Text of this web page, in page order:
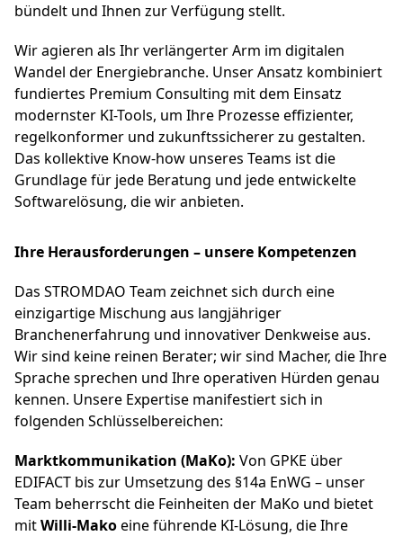
bündelt und Ihnen zur Verfügung stellt.
Wir agieren als Ihr verlängerter Arm im digitalen
Wandel der Energiebranche. Unser Ansatz kombiniert
fundiertes Premium Consulting mit dem Einsatz
modernster KI-Tools, um Ihre Prozesse effizienter,
regelkonformer und zukunftssicherer zu gestalten.
Das kollektive Know-how unseres Teams ist die
Grundlage für jede Beratung und jede entwickelte
Softwarelösung, die wir anbieten.
Ihre Herausforderungen – unsere Kompetenzen
Das STROMDAO Team zeichnet sich durch eine
einzigartige Mischung aus langjähriger
Branchenerfahrung und innovativer Denkweise aus.
Wir sind keine reinen Berater; wir sind Macher, die Ihre
Sprache sprechen und Ihre operativen Hürden genau
kennen. Unsere Expertise manifestiert sich in
folgenden Schlüsselbereichen:
Marktkommunikation (MaKo): Von GPKE über
EDIFACT bis zur Umsetzung des §14a EnWG – unser
Team beherrscht die Feinheiten der MaKo und bietet
mitWilli-Makoeine führende KI-Lösung, die Ihre